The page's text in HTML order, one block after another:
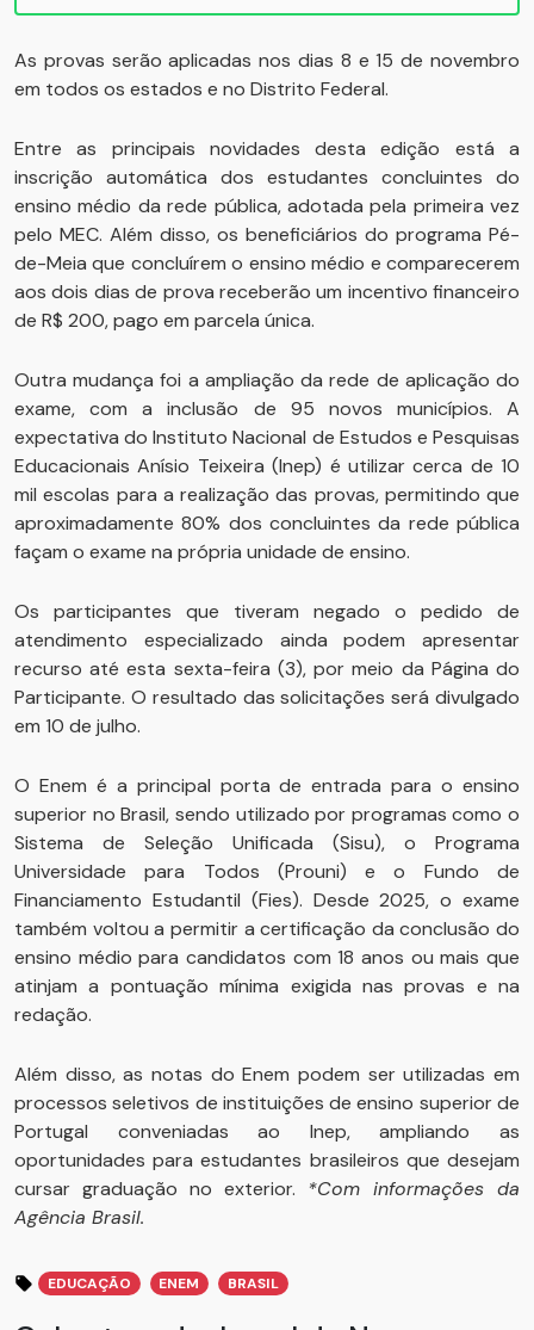
As provas serão aplicadas nos dias 8 e 15 de novembro
em todos os estados e no Distrito Federal.
Entre as principais novidades desta edição está a
inscrição automática dos estudantes concluintes do
ensino médio da rede pública, adotada pela primeira vez
pelo MEC. Além disso, os beneficiários do programa Pé-
de-Meia que concluírem o ensino médio e comparecerem
aos dois dias de prova receberão um incentivo financeiro
de R$ 200, pago em parcela única.
Outra mudança foi a ampliação da rede de aplicação do
exame, com a inclusão de 95 novos municípios. A
expectativa do Instituto Nacional de Estudos e Pesquisas
Educacionais Anísio Teixeira (Inep) é utilizar cerca de 10
mil escolas para a realização das provas, permitindo que
aproximadamente 80% dos concluintes da rede pública
façam o exame na própria unidade de ensino.
Os participantes que tiveram negado o pedido de
atendimento especializado ainda podem apresentar
recurso até esta sexta-feira (3), por meio da Página do
Participante. O resultado das solicitações será divulgado
em 10 de julho.
O Enem é a principal porta de entrada para o ensino
superior no Brasil, sendo utilizado por programas como o
Sistema de Seleção Unificada (Sisu), o Programa
Universidade para Todos (Prouni) e o Fundo de
Financiamento Estudantil (Fies). Desde 2025, o exame
também voltou a permitir a certificação da conclusão do
ensino médio para candidatos com 18 anos ou mais que
atinjam a pontuação mínima exigida nas provas e na
redação.
Além disso, as notas do Enem podem ser utilizadas em
processos seletivos de instituições de ensino superior de
Portugal conveniadas ao Inep, ampliando as
oportunidades para estudantes brasileiros que desejam
cursar graduação no exterior. *Com informações da
Agência Brasil.
EDUCAÇÃO ENEM BRASIL